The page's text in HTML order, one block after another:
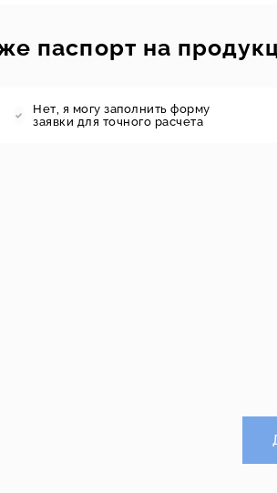
паспорт на
Нет, я могу заполнить форму
заявки для точного расчета